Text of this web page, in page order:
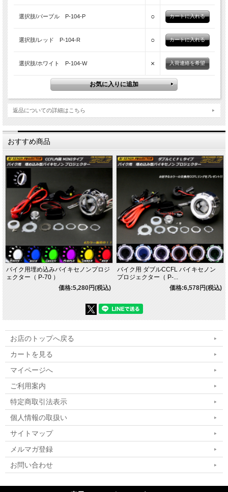
選択肢/パープル P-104-P ○
選択肢/レッド P-104-R ○
選択肢/ホワイト P-104-W × 入荷連絡を希望
返品についての詳細はこちら
おすすめ商品
バイク用埋め込みバイキセノンプロジ
ェクター（ P-70 ）
価格:5,280円(税込)
バイク用 ダブルCCFL バイキセノン
プロジェクター（ P-...
価格:6,578円(税込)
お店のトップへ戻る
カートを見る
マイページへ
ご利用案内
特定商取引法表示
個人情報の取扱い
サイトマップ
メルマガ登録
お問い合わせ